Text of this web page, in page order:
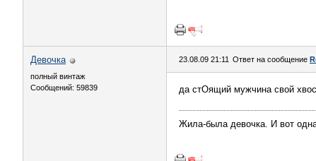
Девочка
полный винтаж
Сообщений: 59839
23.08.09 21:11 Ответ на сообщение
да стОящий мужчина свой
Жила-была девочка. И вот